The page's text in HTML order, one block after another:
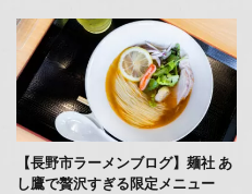
【長野市ラーメンブログ】麺社 あ
し鷹で贅沢すぎる限定メニュー